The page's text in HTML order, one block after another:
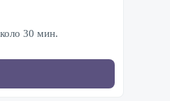
30 мин.